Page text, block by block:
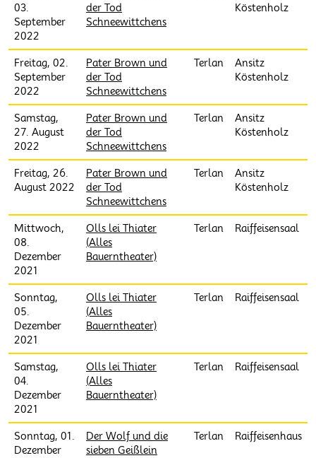
03.
September
2022
der Tod
Schneewittchens
Köstenholz
Freitag, 02.
September
2022
Pater Brown und
der Tod
Schneewittchens
Terlan
Ansitz
Köstenholz
Samstag,
27. August
2022
Pater Brown und
der Tod
Schneewittchens
Terlan
Ansitz
Köstenholz
Freitag, 26.
August 2022
Pater Brown und
der Tod
Schneewittchens
Terlan
Ansitz
Köstenholz
Mittwoch,
08.
Dezember
2021
Olls lei Thiater
(Alles
Bauerntheater)
Terlan Raiffeisensaal
Sonntag,
05.
Dezember
2021
Olls lei Thiater
(Alles
Bauerntheater)
Terlan Raiffeisensaal
Samstag,
04.
Dezember
2021
Olls lei Thiater
(Alles
Bauerntheater)
Terlan Raiffeisensaal
Sonntag, 01.
Dezember
Der Wolf und die
sieben Geißlein
Terlan Raiffeisenhaus